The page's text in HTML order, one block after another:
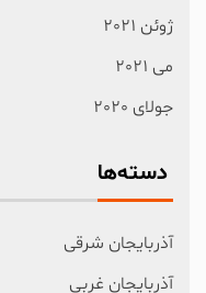
ژوئن 2021
می 2021
جولای 2020
دسته‌ها
آذربایجان شرقی
آذربایجان غربی